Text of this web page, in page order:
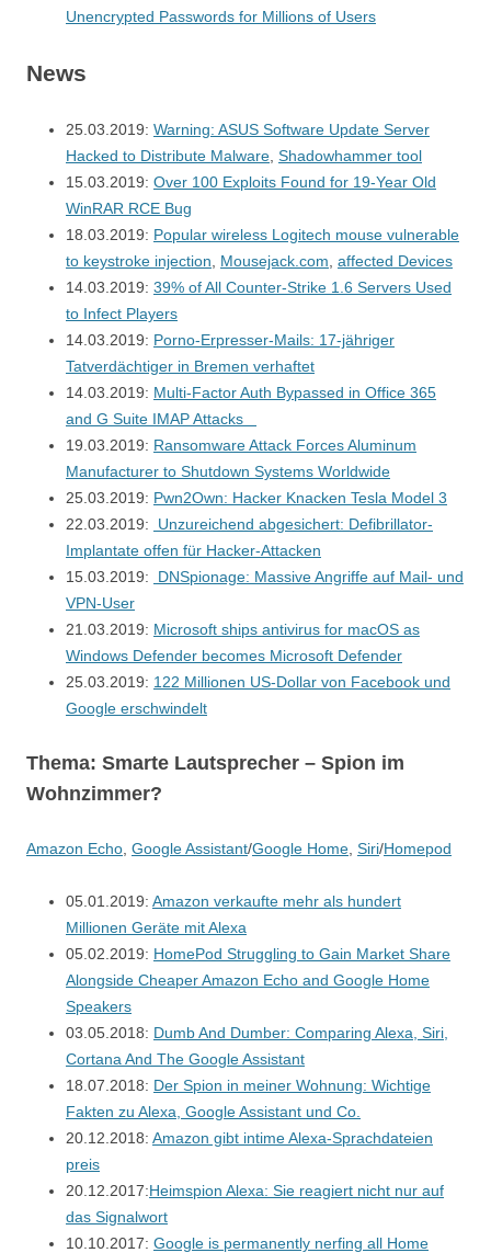
Unencrypted Passwords for Millions of Users
News
25.03.2019: Warning: ASUS Software Update Server
Hacked to Distribute Malware Shadowhammer tool
15.03.2019: Over 100 Exploits Found for 19-Year Old
WinRAR RCE Bug
18.03.2019: Popular wireless Logitech mouse vulnerable
to keystroke injection
Mousejack.com affected Devices
14.03.2019: 39% of All Counter-Strike 1.6 Servers Used
to Infect Players
14.03.2019: Porno-Erpresser-Mails: 17-jähriger
Tatverdächtiger in Bremen verhaftet
14.03.2019: Multi-Factor Auth Bypassed in Office 365
and G Suite IMAP Attacks
19.03.2019: Ransomware Attack Forces Aluminum
Manufacturer to Shutdown Systems Worldwide
25.03.2019: Pwn2Own: Hacker Knacken Tesla Model 3
22.03.2019:
Unzureichend abgesichert: Defibrillator-
Implantate offen für Hacker-Attacken
15.03.2019:
DNSpionage: Massive Angriffe auf Mail- und
VPN-User
21.03.2019: Microsoft ships antivirus for macOS as
Windows Defender becomes Microsoft Defender
25.03.2019: 122 Millionen US-Dollar von Facebook und
Google erschwindelt
Thema: Smarte Lautsprecher – Spion im
Wohnzimmer?
Amazon Echo Google Assistant/Google Home Siri/Homepod
05.01.2019: Amazon verkaufte mehr als hundert
Millionen Geräte mit Alexa
05.02.2019: HomePod Struggling to Gain Market Share
Alongside Cheaper Amazon Echo and Google Home
Speakers
03.05.2018: Dumb And Dumber: Comparing Alexa, Siri,
Cortana And The Google Assistant
18.07.2018: Der Spion in meiner Wohnung: Wichtige
Fakten zu Alexa, Google Assistant und Co.
20.12.2018: Amazon gibt intime Alexa-Sprachdateien
preis
20.12.2017:Heimspion Alexa: Sie reagiert nicht nur auf
das Signalwort
10.10.2017: Google is permanently nerfing all Home